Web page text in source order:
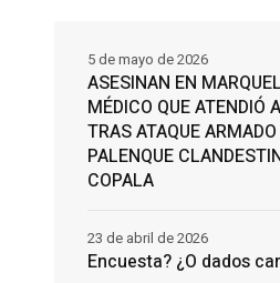
ASESINAN EN
MÉDICO QUE ATENDIÓ
TRAS ATAQUE
PALENQUE
COPALA
5 de mayo de 2026
Encuesta? ¿O dados
23 de abril de 2026